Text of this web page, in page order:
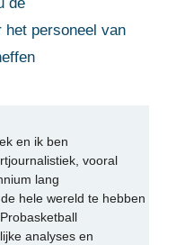
het personeel van
en ik ben
vooral
lang
hele wereld te hebben
analyses en